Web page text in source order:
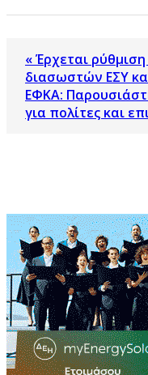
« Έρχεται
διασωστών ΕΣΥ
ΕΦΚΑ:
για πολίτες και